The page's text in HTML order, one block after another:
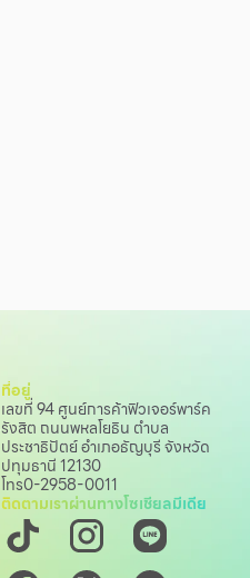
ที่อยู่
เลขที่ 94 ศูนย์การค้าฟิวเจอร์พาร์ค
รังสิต ถนนพหลโยธิน ตำบล
ประชาธิปัตย์ อำเภอธัญบุรี จังหวัด
ปทุมธานี 12130
โทร0-2958-0011
ติดตามเราผ่านทางโซเชียลมีเดีย